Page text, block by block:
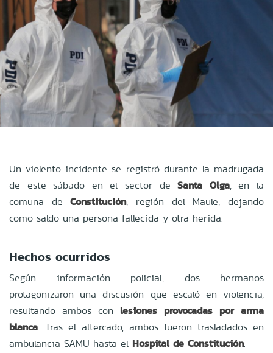
Un violento incidente se registró durante la madrugada
de este sábado en el sector deSanta Olga, en la
comuna deConstitución, región del Maule, dejando
como saldo una persona fallecida y otra herida.
Hechos ocurridos
Según información policial, dos hermanos
protagonizaron una discusión que escaló en violencia,
resultando ambos con lesiones provocadas por arma
blanca. Tras el altercado, ambos fueron trasladados en
ambulancia SAMU hasta el Hospital de Constitución.